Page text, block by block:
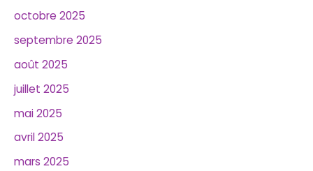
octobre 2025
septembre 2025
août 2025
juillet 2025
mai 2025
avril 2025
mars 2025